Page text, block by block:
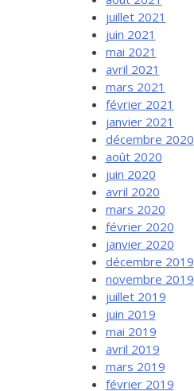
juillet 2021
juin 2021
mai 2021
avril 2021
mars 2021
février 2021
janvier 2021
décembre 2020
août 2020
juin 2020
avril 2020
mars 2020
février 2020
janvier 2020
décembre 2019
novembre 2019
juillet 2019
juin 2019
mai 2019
avril 2019
mars 2019
février 2019